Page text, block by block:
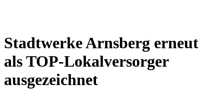
Stadtwerke Arnsberg erneut
als TOP-Lokalversorger
ausgezeichnet